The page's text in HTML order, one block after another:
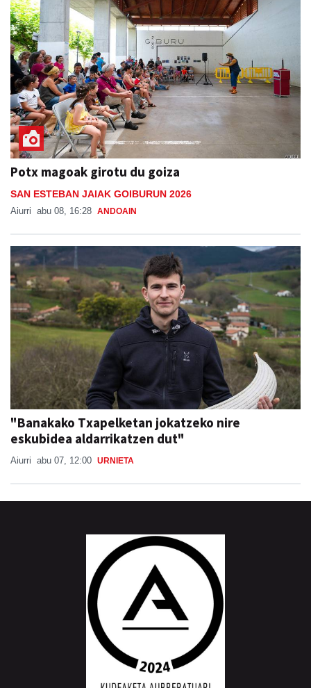
Potx magoak girotu du goiza
SAN ESTEBAN JAIAK GOIBURUN 2026
Aiurri abu 08, 16:28 ANDOAIN
"Banakako Txapelketan jokatzeko nire
eskubidea aldarrikatzen dut"
Aiurri abu 07, 12:00 URNIETA